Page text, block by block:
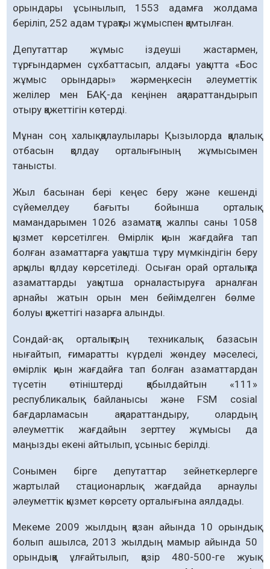
орындары ұсынылып, 1553 адамға жолдама
беріліп, 252 адам тұрақты жұмыспен қамтылған.
Депутаттар жұмыс іздеуші жастармен,
тұрғындармен сұхбат­тасып, алдағы уа­қытта «Бос
жұмыс орындары» жәр­мең­кесін әлеуметтік
желілер мен БАҚ-да кеңінен ақпарат­тандырып
отыру қажеттігін көтерді.
Мұнан соң халық қалаулылары Қызыл­орда қалалық
отбасын қолдау орталығының жұмысымен
танысты.
Жыл басынан бері кеңес беру және кешенді
сүйемелдеу бағыты бойынша орталық
мамандарымен 1026 азаматқа жалпы саны 1058
қызмет көрсетілген. Өмірлік қиын жағдайға тап
болған азаматтарға уақытша тұру мүмкіндігін беру
арқылы қолдау көрсетіледі. Осыған орай орталықта
азаматтарды уақытша орналастыруға арналған
арнайы жатын орын мен бейімделген бөлме
болуы қажеттігі назарға алынды.
Сондай-ақ орталықтың техникалық базасын
нығайтып, ғимаратты күрделі жөндеу мәселесі,
өмірлік қиын жағдайға тап болған азаматтардан
түсетін өтініштерді қабылдайтын «111»
республикалық бай­ланысы және FSM cosial
бағдарламасын ақпараттандыру, олардың
әлеуметтік жағ­дайын зерттеу жұмысы да
маңызды екені айтылып, ұсыныс берілді.
Сонымен бірге депутаттар зейнет­кер­лерге
жартылай стационарлық жағ­дайда арнаулы
әлеуметтік қызмет көрсету орталығына аялдады.
Мекеме 2009 жылдың қазан айында 10 орындық
болып ашылса, 2013 жылдың мамыр айында 50
орындыққа ұлғайтылып, қазір 480-500-ге жуық